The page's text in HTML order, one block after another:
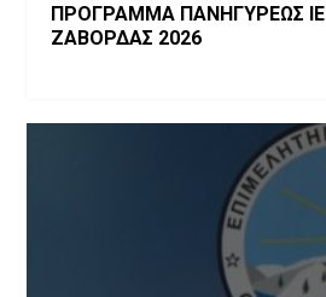
ΠΡΟΓΡΑΜΜΑ ΠΑΝΗΓΥΡΕΩΣ
ΖΑΒΟΡΔΑΣ 2026